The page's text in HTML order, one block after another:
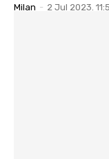
Milan - 2 Jul 2023.